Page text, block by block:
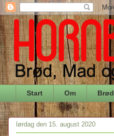
Start Om Brød
lørdag den 15. august 2020